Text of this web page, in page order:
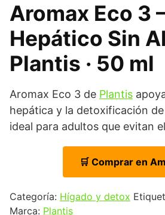
Aromax Eco 3
Hepático Sin
Plantis · 50 ml
Aromax Eco 3 de Plantis
hepática y la detoxificación
ideal para adultos que evitan
🛒 Comprar en
Categoría: Hígado y detox
Marca: Plantis